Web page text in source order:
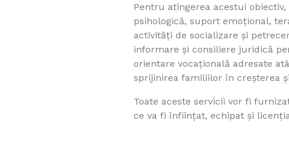
Pentru atingerea acestui
psihologică, suport emoțional,
activități de socializare și
informare și consiliere juridică
orientare vocațională adresate
sprijinirea familiilor în creșterea
Toate aceste servicii vor fi
ce va fi înființat, echipat și